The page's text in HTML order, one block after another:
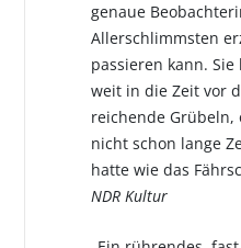
genaue
Allerschlimmsten
passieren kann.
weit in die Zeit vor
reichende Grübeln,
nicht schon lange
hatte wie das
NDR Kultur